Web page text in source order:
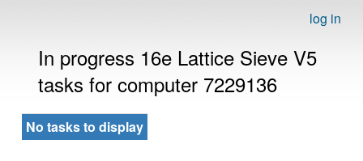
log in
In progress 16e Lattice Sieve V5
tasks for computer 7229136
No tasks to display